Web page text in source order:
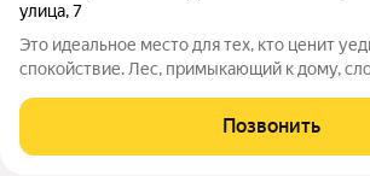
улица,7
Это идеальное место для тех, кто ценит
спокойствие. Лес, примыкающий к дому,
Проезд по тихой тупиковой улице
уверенность в том, что вы и ваша семья
Позвонить